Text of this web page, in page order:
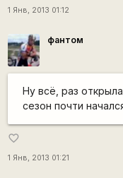
1 Янв, 2013 01:12
фантом
Ну всё, раз
сезон почти
favorite_border
1 Янв, 2013 01:21